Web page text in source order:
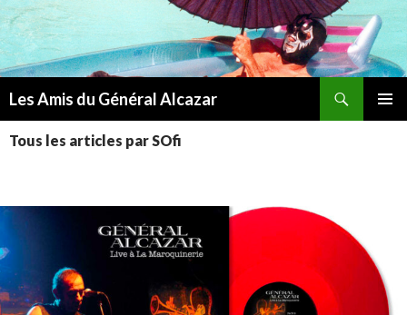
Les Amis du Général Alcazar
AU
Tous les articles par SOfi